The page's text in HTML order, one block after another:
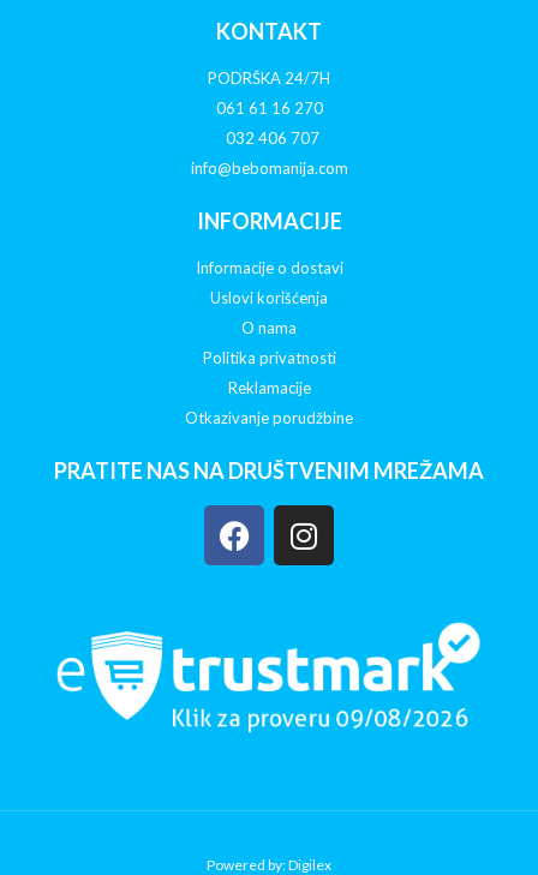
KONTAKT
PODRŠKA 24/7H
061 61 16 270
032 406 707
info@bebomanija.com
INFORMACIJE
Informacije o dostavi
Uslovi korišćenja
O nama
Politika privatnosti
Reklamacije
Otkazivanje porudžbine
PRATITE NAS NA DRUŠTVENIM MREŽAMA
Powered by: Digilex